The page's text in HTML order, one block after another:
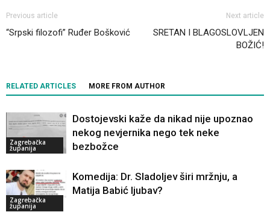
Previous article
“Srpski filozofi” Ruđer Bošković
Next article
SRETAN I BLAGOSLOVLJEN
BOŽIĆ!
RELATED ARTICLES MORE FROM AUTHOR
Zagrebačka
županija
Dostojevski kaže da nikad nije upoznao
nekog nevjernika nego tek neke
bezbožce
Zagrebačka
županija
Komedija: Dr. Sladoljev širi mržnju, a
Matija Babić ljubav?